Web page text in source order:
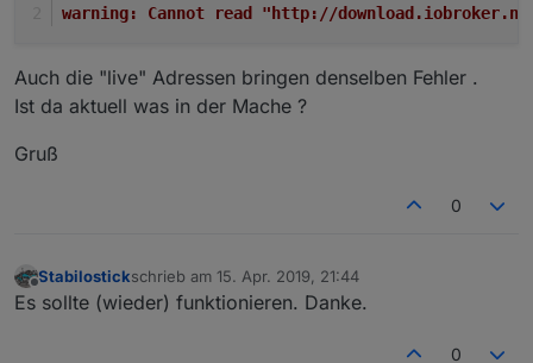
warning: Cannot read "http://
Auch die "live" Adressen bringen denselben Fehler .
Ist da aktuell was in der Mache ?
Gruß
0
Offline
Stabilostickschrieb am 15. Apr. 2019, 21:44
zuletzt editiert von
Es sollte (wieder) funktionieren. Danke.
0